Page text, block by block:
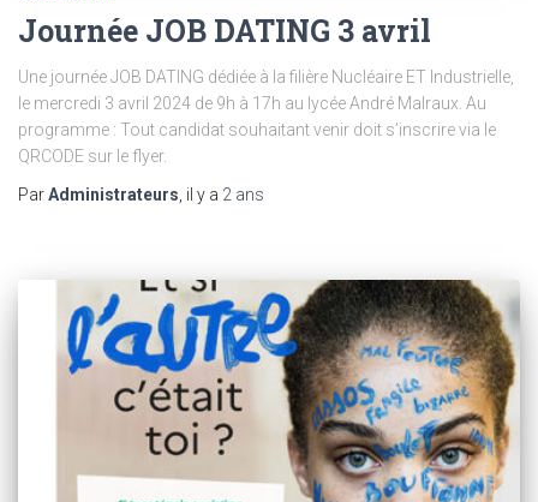
Journée JOB DATING 3 avril
Une journée JOB DATING dédiée à la filière Nucléaire ET Industrielle,
le mercredi 3 avril 2024 de 9h à 17h au lycée André Malraux. Au
programme : Tout candidat souhaitant venir doit s’inscrire via le
QRCODE sur le flyer.
ParAdministrateurs , il y a 2 ans